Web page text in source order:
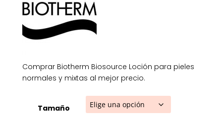
Comprar Biotherm Biosource Loción para pieles
normales y mixtas al mejor precio.
Tamaño